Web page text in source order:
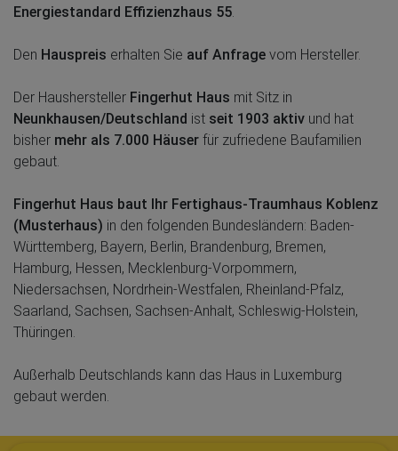
Energiestandard Effizienzhaus 55
Den Hauspreis erhalten Sie auf Anfrage vom Hersteller.
Der Haushersteller Fingerhut Haus mit Sitz in
Neunkhausen/Deutschland ist seit 1903 aktiv und hat
bisher mehr als 7.000 Häuser für zufriedene Baufamilien
gebaut.
Fingerhut Haus baut Ihr Fertighaus-Traumhaus Koblenz
(Musterhaus) in den folgenden Bundesländern: Baden-
Württemberg, Bayern, Berlin, Brandenburg, Bremen,
Hamburg, Hessen, Mecklenburg-Vorpommern,
Niedersachsen, Nordrhein-Westfalen, Rheinland-Pfalz,
Saarland, Sachsen, Sachsen-Anhalt, Schleswig-Holstein,
Thüringen.
Außerhalb Deutschlands kann das Haus in Luxemburg
gebaut werden.